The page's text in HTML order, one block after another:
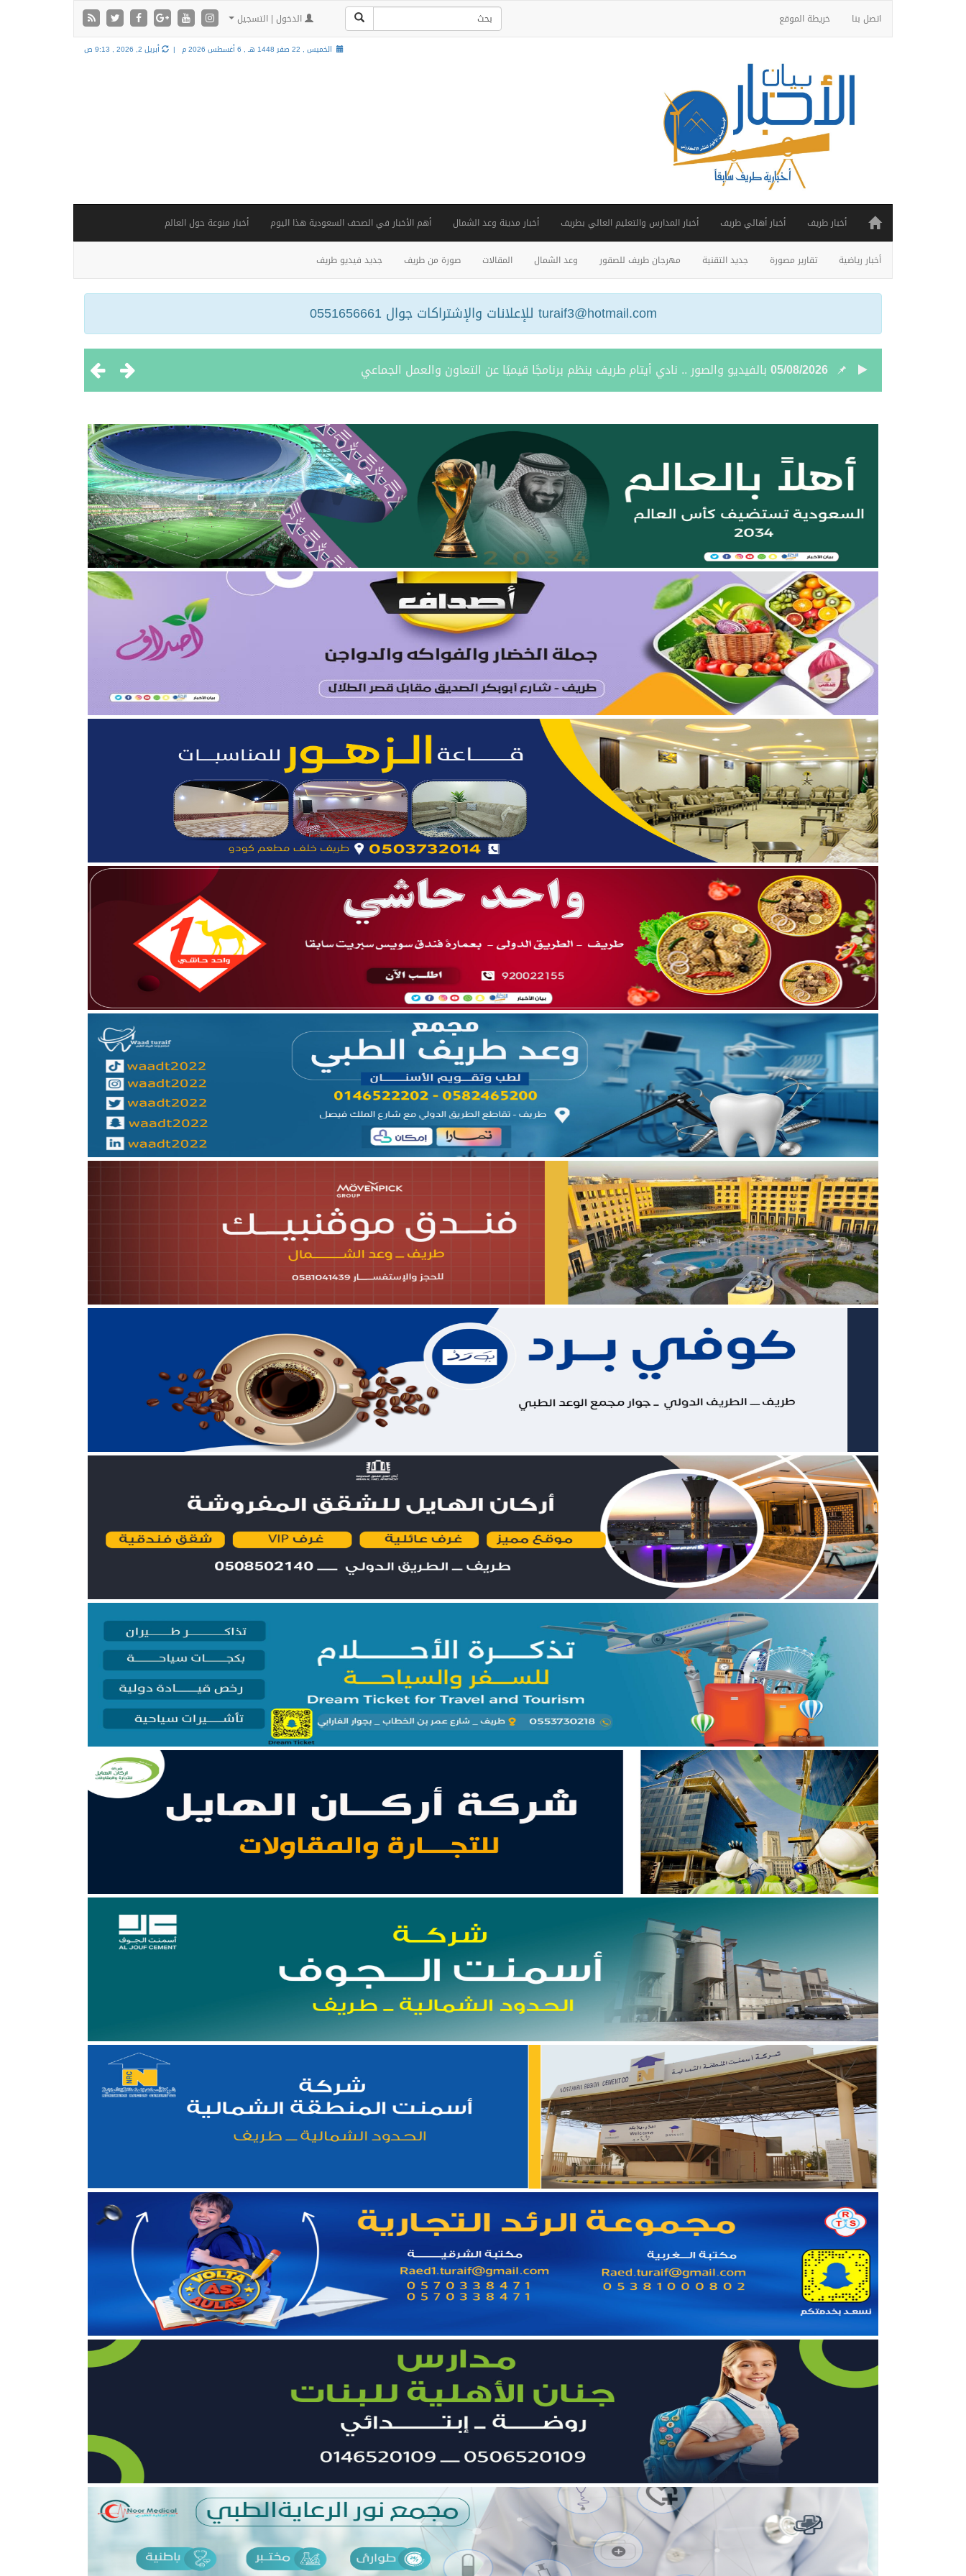
اتصل بنا خريطة الموقع الدخول | التسجيل
الخميس , 22 صفر 1448 هـ , 6 أغسطس 2026 م | أبريل 2, 2026 , 9:13 ص
أخبار طريف أخبار أهالي طريف أخبار المدارس والتعليم العالي بطريف أخبار مدينة وعد الشمال أهم الأخبار في الصحف السعودية هذا اليوم أخبار منوعة حول العالم
أخبار رياضية تقارير مصورة جديد التقنية مهرجان طريف للصقور وعد الشمال المقالات صورة من طريف جديد فيديو طريف
turaif3@hotmail.com للإعلانات والإشتراكات جوال 0551656661
05/08/2026 نائب أمير الحدود الشمالية يستقبل مدير فرع وزارة الرياضة وأعضاء نادي المساعدية بمناسبة تحقيق بطولتين إقليميتين
04/08/2026
بالصور.. علي بن زيدان الشمري يحتفل بزواج ابنه “فواز”
بالصور.. محمد بن سعود رقاد الرويلي يحتفل بزواج ابنه “عمر”
04/08/2026تعيين الأستاذ ياسر بن حامد بن مدوح الحازمي عضوًا في مجلس منطقة الحدود الشمالية
04/08/2026
أمر سامٍ بتعيين حميد بن مران الرويلي عضوًا في مجلس منطقة الحدود الشمالية
04/08/2026نائب أمير الحدود الشمالية يطّلع على تقرير فرع صندوق تنمية الموارد البشرية بالمنطقة لعام 2025
04/08/2026برعاية أمير الحدود الشمالية.. نائب أمير المنطقة يدشّن فعاليات “صيفنا شمالي 2026”
03/08/2026جمعية مجيد لتحفيظ القرآن بطريف تعلن إحصائية الأسبوع الرابع من الدورة الصيفية “ربيع القلوب”
05/08/2026بالفيديو والصور .. نادي أيتام طريف ينظم برنامجًا قيميًا عن التعاون والعمل الجماعي